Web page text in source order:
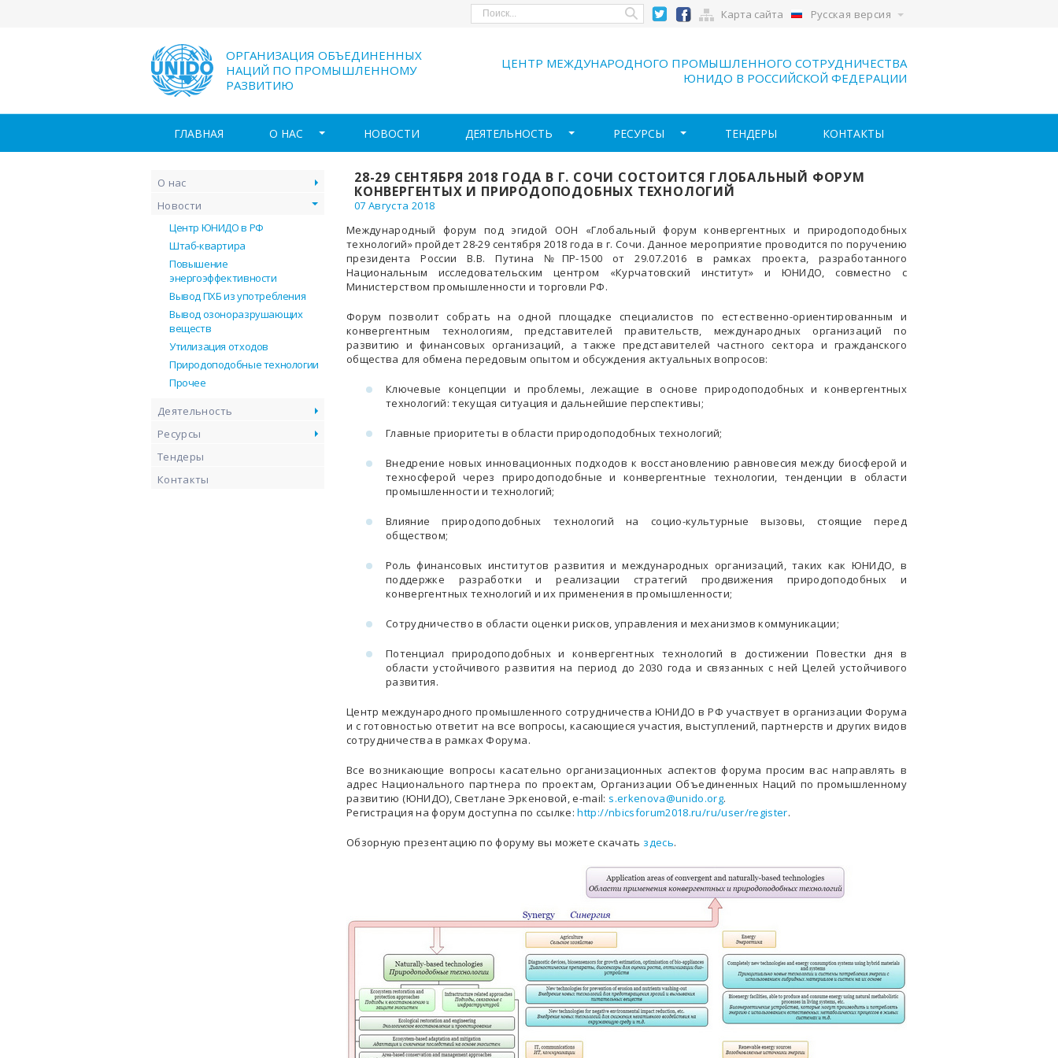
Карта сайта Русская версия
ОРГАНИЗАЦИЯ ОБЪЕДИНЕННЫХ
НАЦИЙ ПО ПРОМЫШЛЕННОМУ
РАЗВИТИЮ
ЦЕНТР МЕЖДУНАРОДНОГО ПРОМЫШЛЕННОГО СОТРУДНИЧЕСТВА
ЮНИДО В РОССИЙСКОЙ ФЕДЕРАЦИИ
ГЛАВНАЯ О НАС НОВОСТИ ДЕЯТЕЛЬНОСТЬ РЕСУРСЫ ТЕНДЕРЫ КОНТАКТЫ
О нас
Новости
Центр ЮНИДО в РФ
Штаб-квартира
Повышение
энергоэффективности
Вывод ПХБ из употребления
Вывод озоноразрушающих
веществ
Утилизация отходов
Природоподобные технологии
Прочее
Деятельность
Ресурсы
Тендеры
Контакты
28-29 СЕНТЯБРЯ 2018 ГОДА В Г. СОЧИ СОСТОИТСЯ ГЛОБАЛЬНЫЙ ФОРУМ
КОНВЕРГЕНТЫХ И ПРИРОДОПОДОБНЫХ ТЕХНОЛОГИЙ
07 Августа 2018
Международный форум под эгидой ООН «Глобальный форум конвергентных и природоподобных
технологий» пройдет 28-29 сентября 2018 года в г. Сочи. Данное мероприятие проводится по поручению
президента России В.В. Путина №ПР-1500 от 29.07.2016 в рамках проекта, разработанного
Национальным исследовательским центром «Курчатовский институт» и ЮНИДО, совместно с
Министерством промышленности и торговли РФ.
Форум позволит собрать на одной площадке специалистов по естественно-ориентированным и
конвергентным технологиям, представителей правительств, международных организаций по
развитию и финансовых организаций, а также представителей частного сектора и гражданского
общества для обмена передовым опытом и обсуждения актуальных вопросов:
Ключевые концепции и проблемы, лежащие в основе природоподобных и конвергентных
технологий: текущая ситуация и дальнейшие перспективы;
Главные приоритеты в области природоподобных технологий;
Внедрение новых инновационных подходов к восстановлению равновесия между биосферой и
техносферой через природоподобные и конвергентные технологии, тенденции в области
промышленности и технологий;
Влияние природоподобных технологий на социо-культурные вызовы, стоящие перед
обществом;
Роль финансовых институтов развития и международных организаций, таких как ЮНИДО, в
поддержке разработки и реализации стратегий продвижения природоподобных и
конвергентных технологий и их применения в промышленности;
Cотрудничество в области оценки рисков, управления и механизмов коммуникации;
Потенциал природоподобных и конвергентных технологий в достижении Повестки дня в
области устойчивого развития на период до 2030 года и связанных с ней Целей устойчивого
развития.
Центр международного промышленного сотрудничества ЮНИДО в РФ участвует в организации Форума
и с готовностью ответит на все вопросы, касающиеся участия, выступлений, партнерств и других видов
сотрудничества в рамках Форума.
Все возникающие вопросы касательно организационных аспектов форума просим вас направлять в
адрес Национального партнера по проектам, Организации Объединенных Наций по промышленному
развитию (ЮНИДО), Светлане Эркеновой, e-mail: s.erkenova@unido.org.
Регистрация на форум доступна по ссылке:http://nbicsforum2018.ru/ru/user/register.
Обзорную презентацию по форуму вы можете скачать здесь.